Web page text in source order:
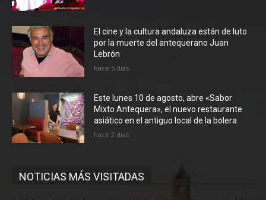
El cine y la cultura andaluza están de luto
por la muerte del antequerano Juan
Lebrón
hace 5 días
Este lunes 10 de agosto, abre «Sabor
Mixto Antequera», el nuevo restaurante
asiático en el antiguo local de la bolera
hace 2 días
NOTICIAS MÁS VISITADAS